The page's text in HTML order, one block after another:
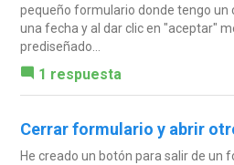
pequeño formulario donde tengo un
una fecha y al dar clic en "aceptar"
prediseñado...
1 respuesta
Cerrar formulario y abrir
He creado un botón para salir de un